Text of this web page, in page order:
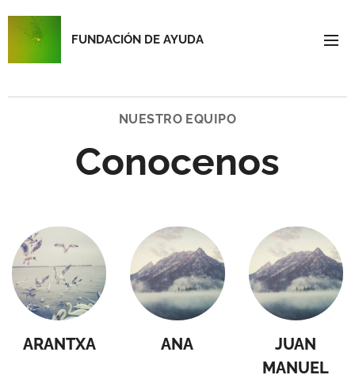
FUNDACIÓN DE AYUDA
NUESTRO EQUIPO
Conocenos
ARANTXA ANA
JUAN
MANUEL